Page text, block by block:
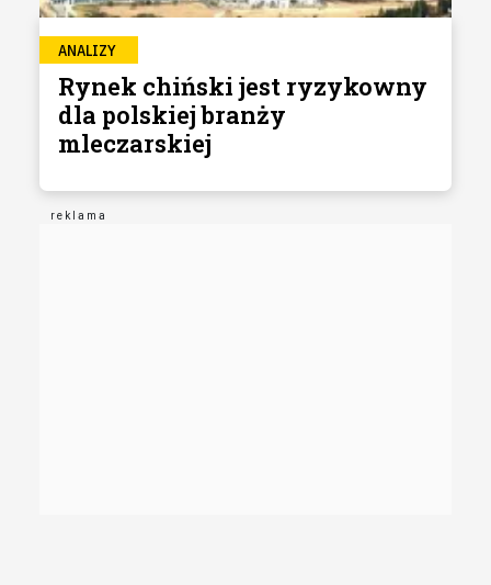
ANALIZY
Rynek chiński jest ryzykowny
dla polskiej branży
mleczarskiej